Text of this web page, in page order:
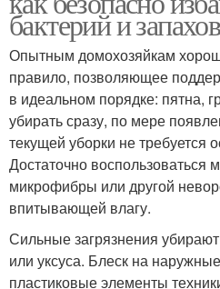
бактерий и запахов
Опытным домохозяйкам
правило, позволяющее
в идеальном порядке: пятна,
убирать сразу, по мере
текущей уборки не требуется
Достаточно воспользоваться
микрофибры или другой
впитывающей влагу.
Сильные загрязнения
или уксуса. Блеск на
пластиковые элементы